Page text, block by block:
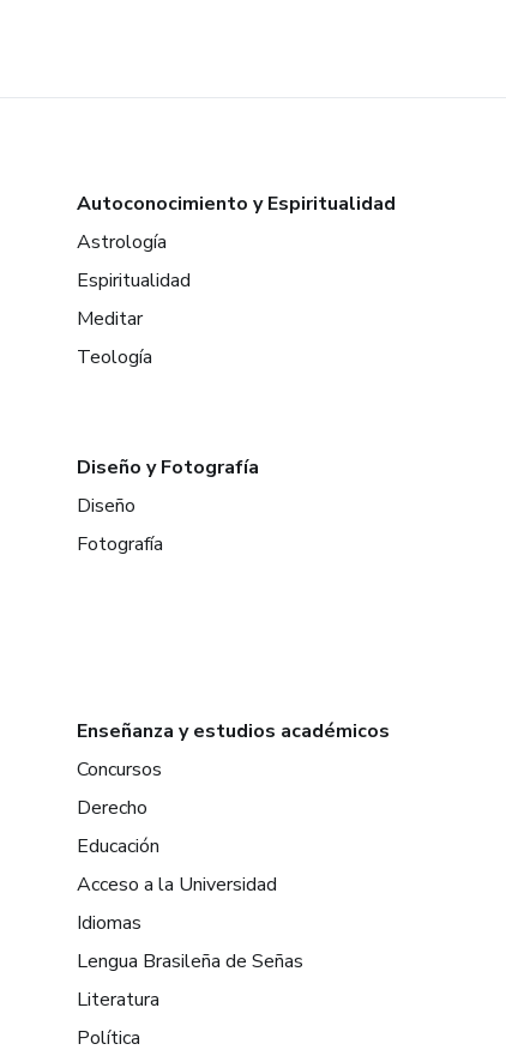
Autoconocimiento y Espiritualidad
Astrología
Espiritualidad
Meditar
Teología
Diseño y Fotografía
Diseño
Fotografía
Enseñanza y estudios académicos
Concursos
Derecho
Educación
Acceso a la Universidad
Idiomas
Lengua Brasileña de Señas
Literatura
Política